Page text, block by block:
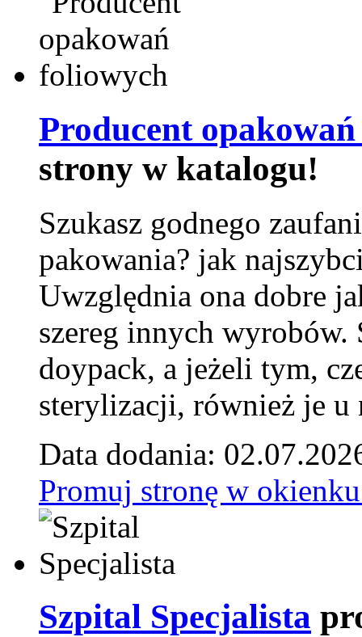
Producent
strony w katalogu!
Szukasz godnego
pakowania? jak
Uwzględnia ona dobre
szereg innych
doypack, a jeżeli tym,
sterylizacji, również je u
Data dodania:
Promuj stronę w
Szpital Specjalista